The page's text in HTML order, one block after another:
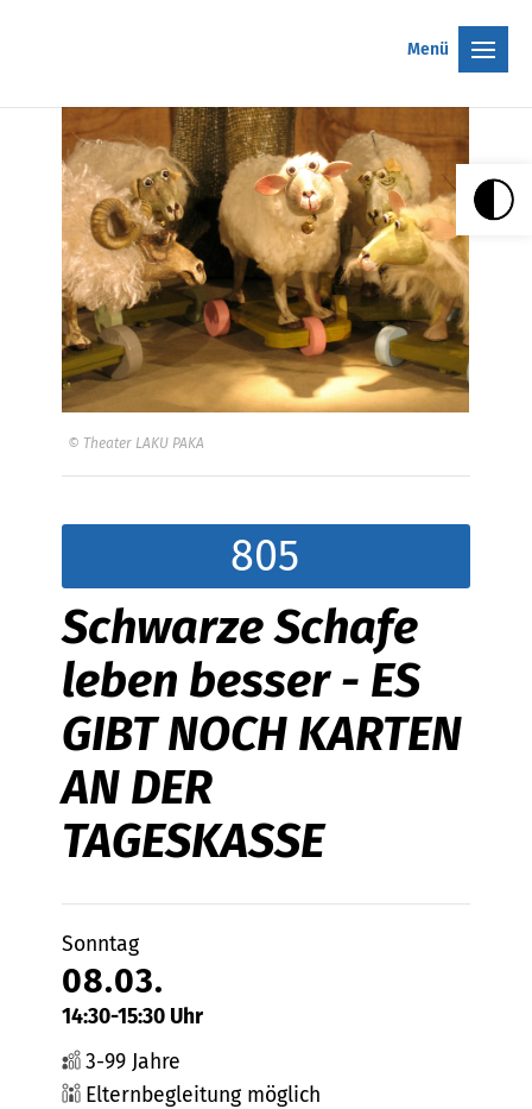
Menü
© Theater LAKU PAKA
805
Schwarze Schafe
leben besser - ES
GIBT NOCH KARTEN
AN DER
TAGESKASSE
Sonntag
08.03.
14:30-15:30 Uhr
3-99 Jahre
Elternbegleitung möglich